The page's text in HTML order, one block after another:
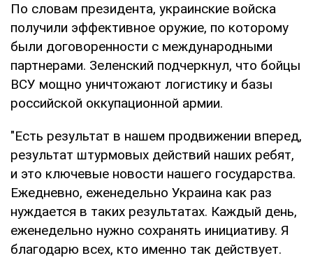
По словам президента, украинские войска
получили эффективное оружие, по которому
были договоренности с международными
партнерами. Зеленский подчеркнул, что бойцы
ВСУ мощно уничтожают логистику и базы
российской оккупационной армии.
"Есть результат в нашем продвижении вперед,
результат штурмовых действий наших ребят,
и это ключевые новости нашего государства.
Ежедневно, еженедельно Украина как раз
нуждается в таких результатах. Каждый день,
еженедельно нужно сохранять инициативу. Я
благодарю всех, кто именно так действует.